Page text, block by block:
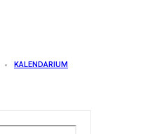
KALENDARIUM